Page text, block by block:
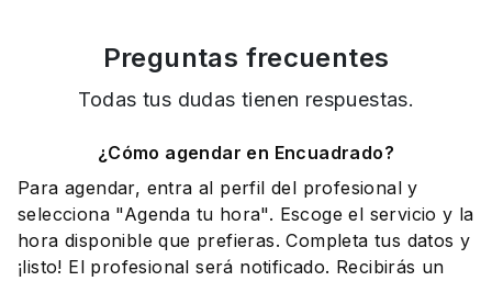
Preguntas frecuentes
Todas tus dudas tienen respuestas.
¿Cómo agendar en Encuadrado?
Para agendar, entra al perfil del profesional y
selecciona "Agenda tu hora". Escoge el servicio y la
hora disponible que prefieras. Completa tus datos y
¡listo! El profesional será notificado. Recibirás un